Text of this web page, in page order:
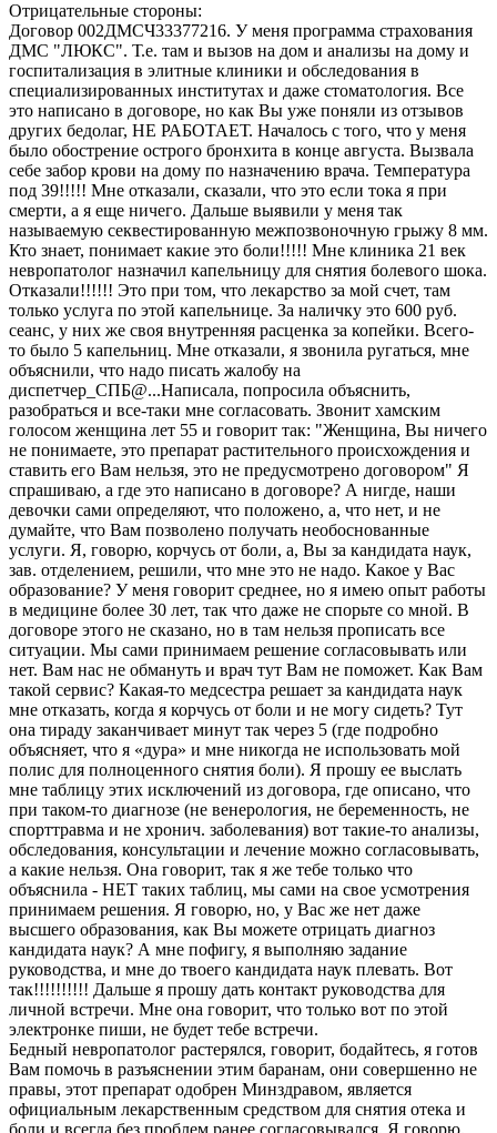
Отрицательные стороны:
Договор 002ДМСЧ33377216. У меня программа страхования
ДМС "ЛЮКС". Т.е. там и вызов на дом и анализы на дому и
госпитализация в элитные клиники и обследования в
специализированных институтах и даже стоматология. Все
это написано в договоре, но как Вы уже поняли из отзывов
других бедолаг, НЕ РАБОТАЕТ. Началось с того, что у меня
было обострение острого бронхита в конце августа. Вызвала
себе забор крови на дому по назначению врача. Температура
под 39!!!!! Мне отказали, сказали, что это если тока я при
смерти, а я еще ничего. Дальше выявили у меня так
называемую секвестированную межпозвоночную грыжу 8 мм.
Кто знает, понимает какие это боли!!!!! Мне клиника 21 век
невропатолог назначил капельницу для снятия болевого шока.
Отказали!!!!!! Это при том, что лекарство за мой счет, там
только услуга по этой капельнице. За наличку это 600 руб.
сеанс, у них же своя внутренняя расценка за копейки. Всего-
то было 5 капельниц. Мне отказали, я звонила ругаться, мне
объяснили, что надо писать жалобу на
диспетчер_СПБ@...Написала, попросила объяснить,
разобраться и все-таки мне согласовать. Звонит хамским
голосом женщина лет 55 и говорит так: "Женщина, Вы ничего
не понимаете, это препарат растительного происхождения и
ставить его Вам нельзя, это не предусмотрено договором" Я
спрашиваю, а где это написано в договоре? А нигде, наши
девочки сами определяют, что положено, а, что нет, и не
думайте, что Вам позволено получать необоснованные
услуги. Я, говорю, корчусь от боли, а, Вы за кандидата наук,
зав. отделением, решили, что мне это не надо. Какое у Вас
образование? У меня говорит среднее, но я имею опыт работы
в медицине более 30 лет, так что даже не спорьте со мной. В
договоре этого не сказано, но в там нельзя прописать все
ситуации. Мы сами принимаем решение согласовывать или
нет. Вам нас не обмануть и врач тут Вам не поможет. Как Вам
такой сервис? Какая-то медсестра решает за кандидата наук
мне отказать, когда я корчусь от боли и не могу сидеть? Тут
она тираду заканчивает минут так через 5 (где подробно
объясняет, что я «дура» и мне никогда не использовать мой
полис для полноценного снятия боли). Я прошу ее выслать
мне таблицу этих исключений из договора, где описано, что
при таком-то диагнозе (не венерология, не беременность, не
спорттравма и не хронич. заболевания) вот такие-то анализы,
обследования, консультации и лечение можно согласовывать,
а какие нельзя. Она говорит, так я же тебе только что
объяснила - НЕТ таких таблиц, мы сами на свое усмотрения
принимаем решения. Я говорю, но, у Вас же нет даже
высшего образования, как Вы можете отрицать диагноз
кандидата наук? А мне пофигу, я выполняю задание
руководства, и мне до твоего кандидата наук плевать. Вот
так!!!!!!!!!! Дальше я прошу дать контакт руководства для
личной встречи. Мне она говорит, что только вот по этой
электронке пиши, не будет тебе встречи.
Бедный невропатолог растерялся, говорит, бодайтесь, я готов
Вам помочь в разъяснении этим баранам, они совершенно не
правы, этот препарат одобрен Минздравом, является
официальным лекарственным средством для снятия отека и